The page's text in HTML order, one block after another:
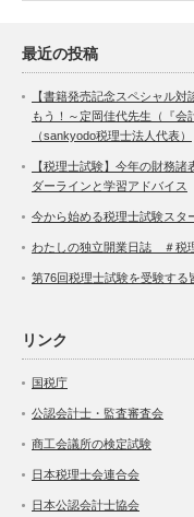
最近の投稿
【書籍発売記念スペシャル
もう！～定岡佳代先生（『会
（sankyodo税理士法人代表）
【税理士試験】今年の財務
ダーラインと学習アドバイス
今から始める税理士試験スタ
わたしの独立開業日誌 ＃税
第76回税理士試験を受験する
リンク
国税庁
公認会計士・監査審査会
商工会議所の検定試験
日本税理士会連合会
日本公認会計士協会